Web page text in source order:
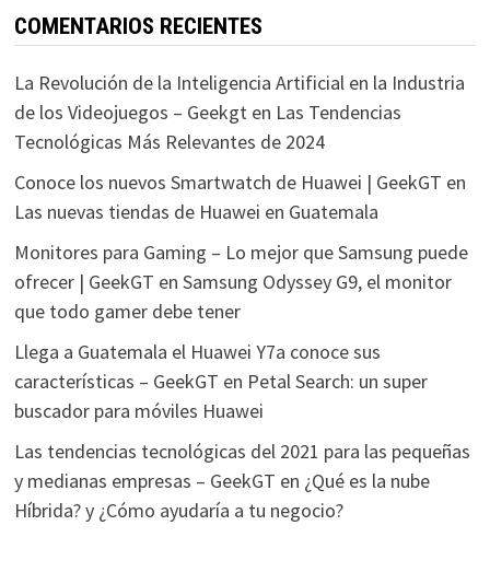
COMENTARIOS RECIENTES
La Revolución de la Inteligencia Artificial en la Industria
de los Videojuegos – Geekgten Las Tendencias
Tecnológicas Más Relevantes de 2024
Conoce los nuevos Smartwatch de Huawei | GeekGT en
Las nuevas tiendas de Huawei en Guatemala
Monitores para Gaming – Lo mejor que Samsung puede
ofrecer | GeekGT en Samsung Odyssey G9, el monitor
que todo gamer debe tener
Llega a Guatemala el Huawei Y7a conoce sus
características – GeekGT en Petal Search: un super
buscador para móviles Huawei
Las tendencias tecnológicas del 2021 para las pequeñas
y medianas empresas – GeekGT en ¿Qué es la nube
Híbrida? y ¿Cómo ayudaría a tu negocio?